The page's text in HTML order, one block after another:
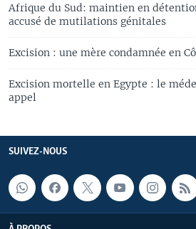
Afrique du Sud: maintien en
accusé de mutilations génitales
Excision : une mère condamnée en
Excision mortelle en Egypte : le
appel
SUIVEZ-NOUS